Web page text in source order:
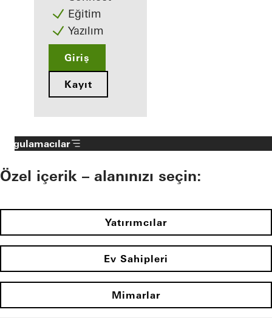
Eğitim
Yazılım
Giriş
Kayıt
Uygulamacılar
Özel içerik – alanınızı seçin:
Yatırımcılar
Ev Sahipleri
Mimarlar